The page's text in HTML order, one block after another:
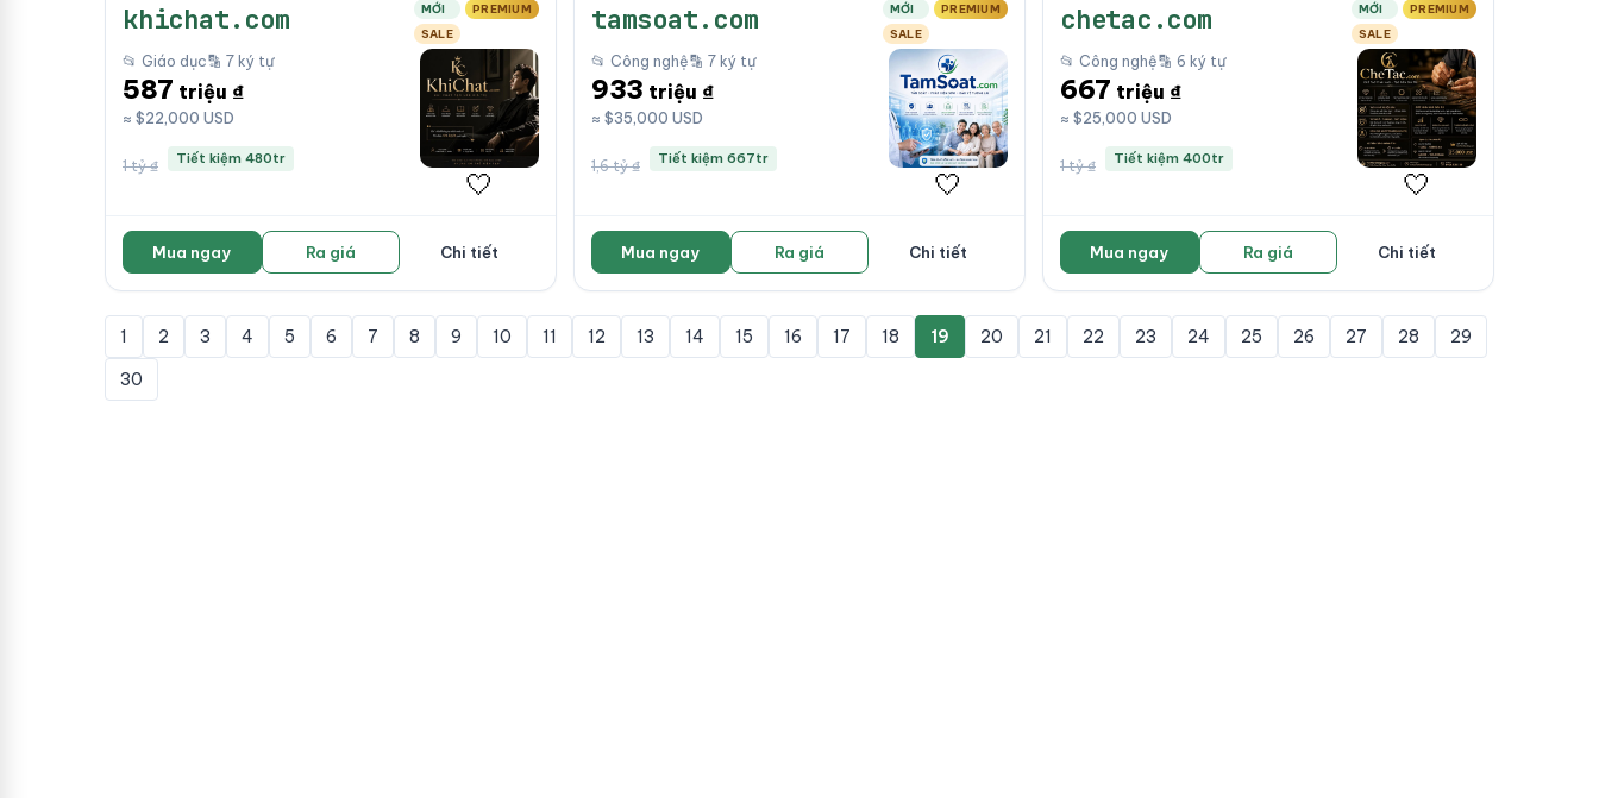
khichat.com MỚI
PREMIUM
SALE
📂 Giáo dục🔡 7 ký tự
587 triệu ₫
≈ $22,000 USD
1 tỷ ₫ Tiết kiệm 480tr
🤍
Mua ngay Ra giá Chi tiết
tamsoat.com MỚI
PREMIUM
SALE
📂 Công nghệ🔡 7 ký tự
933 triệu ₫
≈ $35,000 USD
1,6 tỷ ₫ Tiết kiệm 667tr
🤍
Mua ngay Ra giá Chi tiết
chetac.com MỚI
PREMIUM
SALE
📂 Công nghệ🔡 6 ký tự
667 triệu ₫
≈ $25,000 USD
1 tỷ ₫ Tiết kiệm 400tr
🤍
Mua ngay Ra giá Chi tiết
1 2 3 4 5 6 7 8 9 10 11 12 13 14 15 16 17 18 19 20 21 22 23 24 25 26 27 28
29
30